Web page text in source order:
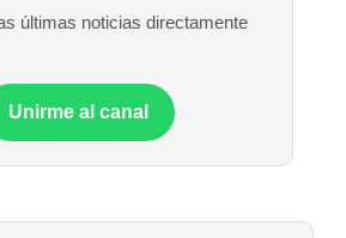
últimas noticias directamente
Unirme al canal